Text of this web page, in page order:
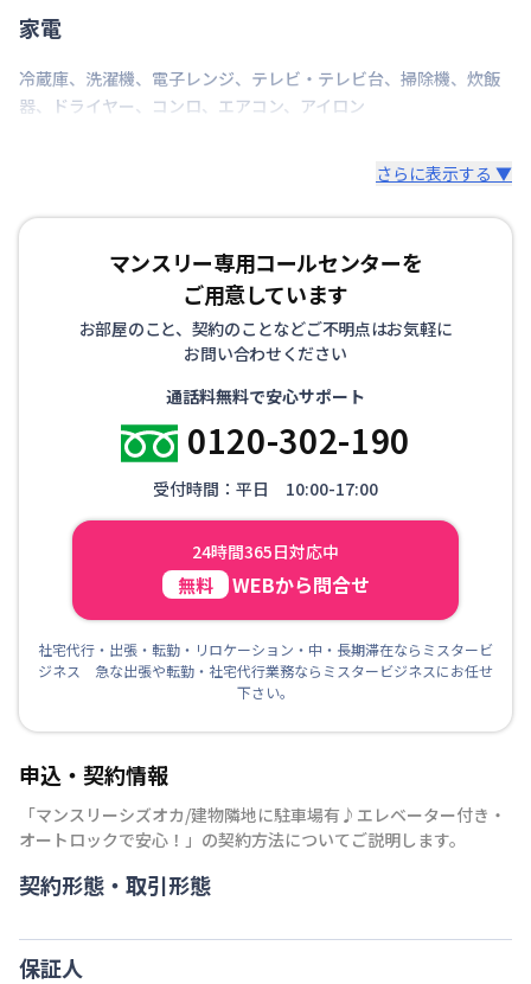
建物隣地に駐車場がございます。（30,000円/月、1,000円/日） 台
数に限りがございますので、ご希望の場合は担当までお問合せ下
さい。
家電
冷蔵庫、 洗濯機、 電子レンジ、 テレビ・テレビ台、 掃除機、 炊飯
器、 ドライヤー、 コンロ、 エアコン、 アイロン
さらに表示する ▼
マンスリー専用コールセンターを
ご用意しています
お部屋のこと、契約のことなどご不明点はお気軽に
お問い合わせください
通話料無料で安心サポート
0120-302-190
受付時間：平日 10:00-17:00
24時間365日対応中
無料 WEBから問合せ
社宅代行・出張・転勤・リロケーション・中・長期滞在ならミスタービ
ジネス 急な出張や転勤・社宅代行業務ならミスタービジネスにお任せ
下さい。
申込・契約情報
「マンスリーシズオカ/建物隣地に駐車場有♪エレベーター付き・
オートロックで安心！ 」の契約方法についてご説明します。
契約形態・取引形態
保証人